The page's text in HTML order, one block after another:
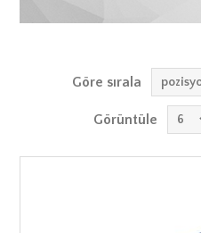
Göre sırala
Görüntüle